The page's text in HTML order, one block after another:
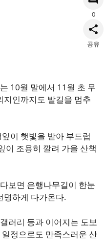
10월 말에서 11월 초 무
지인까지도 발길을 멈추
이 햇빛을 받아 부드럽
이 조용히 깔려 가을 산책
보면 은행나무길이 한눈
명하게 다가온다.
러리 등과 이어지는 도보
정으로도 만족스러운 산
0
공유